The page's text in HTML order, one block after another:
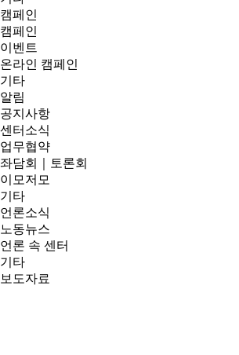
캠페인
캠페인
이벤트
온라인 캠페인
기타
알림
공지사항
센터소식
업무협약
좌담회｜토론회
이모저모
기타
언론소식
노동뉴스
언론 속 센터
기타
보도자료